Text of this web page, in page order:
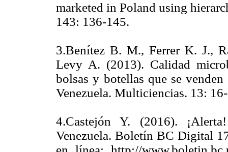
marketed in Poland using
143: 136-145.
3.Benítez B. M., Ferrer K. J.,
Levy A. (2013). Calidad
bolsas y botellas que se
Venezuela. Multiciencias.
4.Castejón Y. (2016).
Venezuela. Boletín BC Digital